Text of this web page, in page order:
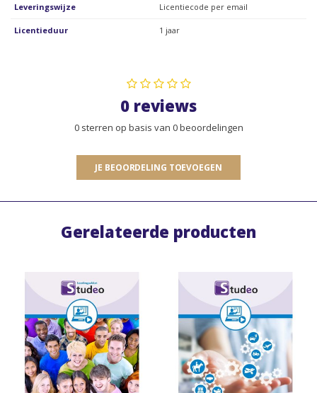
Leveringswijze Licentiecode per email
Licentieduur 1 jaar
0 reviews
0 sterren op basis van 0 beoordelingen
JE BEOORDELING TOEVOEGEN
Gerelateerde producten